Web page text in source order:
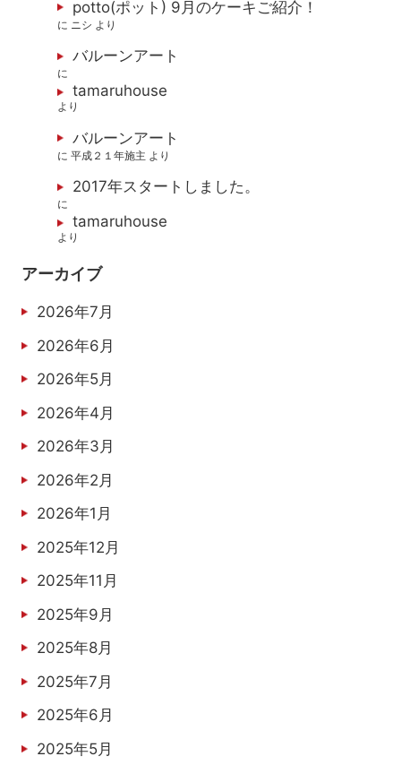
potto(ポット) 9月のケーキご紹介！
に ニシ より
バルーンアート
に
tamaruhouse
より
バルーンアート
に平成２１年施主 より
2017年スタートしました。
に
tamaruhouse
より
アーカイブ
2026年7月
2026年6月
2026年5月
2026年4月
2026年3月
2026年2月
2026年1月
2025年12月
2025年11月
2025年9月
2025年8月
2025年7月
2025年6月
2025年5月